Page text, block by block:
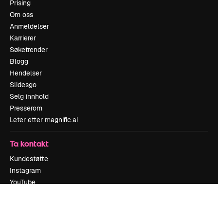
Prising
Om oss
Anmeldelser
Karrierer
Søketrender
Blogg
Hendelser
Slidesgo
Selg innhold
Presserom
Leter etter magnific.ai
Ta kontakt
Kundestøtte
Instagram
YouTube